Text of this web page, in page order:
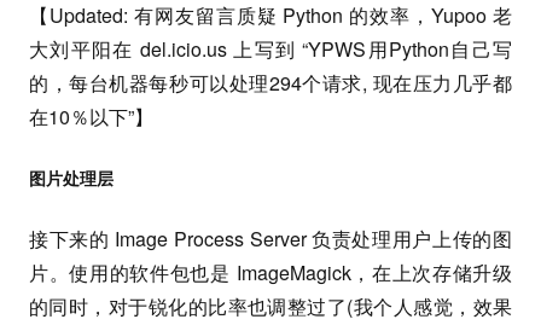
【Updated: 有网友留言质疑 Python 的效率，Yupoo 老
大刘平阳在 del.icio.us 上写到 “YPWS用Python自己写
的，每台机器每秒可以处理294个请求, 现在压力几乎都
在10％以下”】
图片处理层
接下来的 Image Process Server 负责处理用户上传的图
片。使用的软件包也是 ImageMagick，在上次存储升级
的同时，对于锐化的比率也调整过了(我个人感觉，效果